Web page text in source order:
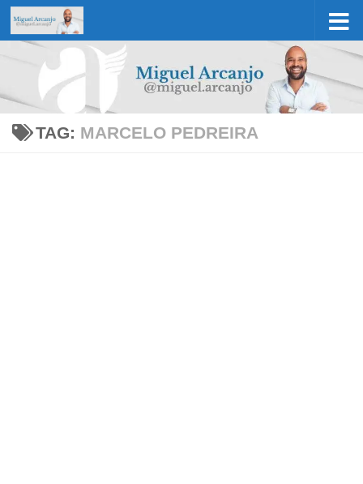
Skip to content
TAG: MARCELO PEDREIRA